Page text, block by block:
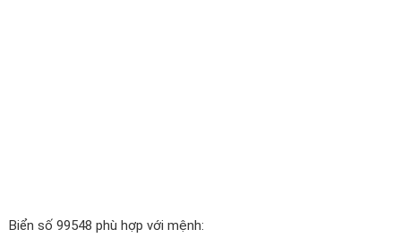
Biển số 99548 phù hợp với mệnh: